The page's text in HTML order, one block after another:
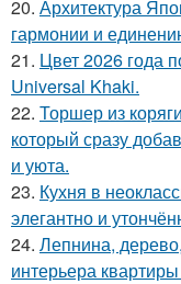
20. Архитектура
гармонии и
21. Цвет 2026 года
Universal Khaki.
22. Торшер из
который сразу
и уюта.
23. Кухня в
элегантно и
24. Лепнина,
интерьера